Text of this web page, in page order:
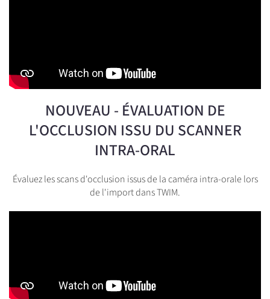
NOUVEAU - ÉVALUATION DE
L'OCCLUSION ISSU DU SCANNER
INTRA-ORAL
Évaluez les scans d'occlusion issus de la caméra intra-orale lors
de l'import dans TWIM.